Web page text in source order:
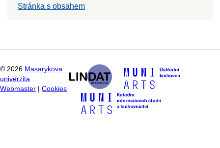
Stránka s obsahem
© 2026 Masarykova
univerzita
Webmaster
Cookies